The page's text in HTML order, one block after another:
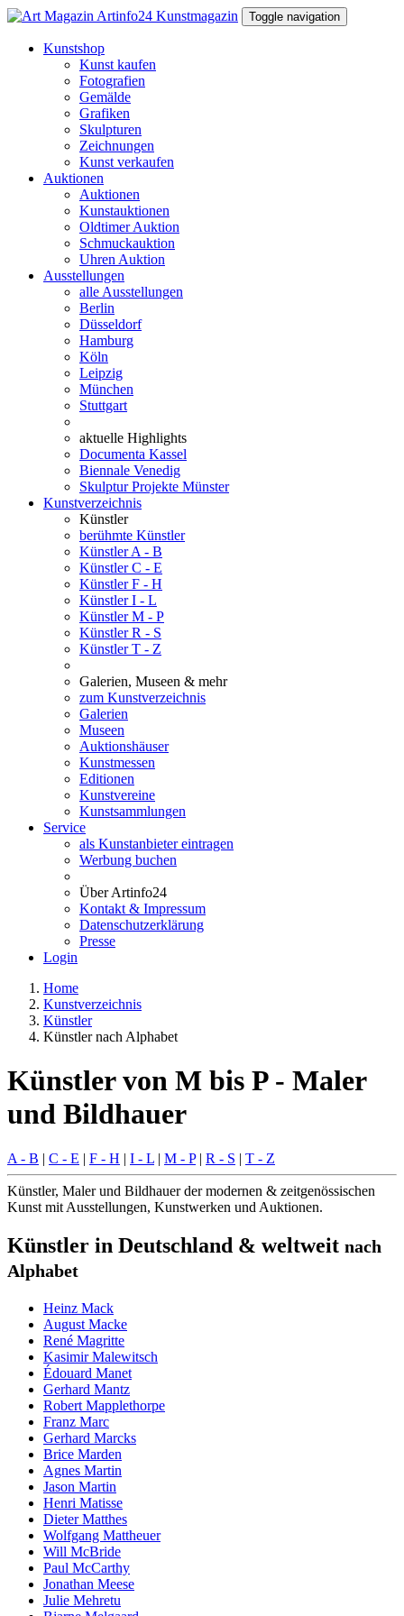
Toggle navigation
Kunstshop
Kunst kaufen
Fotografien
Gemälde
Grafiken
Skulpturen
Zeichnungen
Kunst verkaufen
Auktionen
Auktionen
Kunstauktionen
Oldtimer Auktion
Schmuckauktion
Uhren Auktion
Ausstellungen
alle Ausstellungen
Berlin
Düsseldorf
Hamburg
Köln
Leipzig
München
Stuttgart
aktuelle Highlights
Documenta Kassel
Biennale Venedig
Skulptur Projekte Münster
Kunstverzeichnis
Künstler
berühmte Künstler
Künstler A - B
Künstler C - E
Künstler F - H
Künstler I - L
Künstler M - P
Künstler R - S
Künstler T - Z
Galerien, Museen & mehr
zum Kunstverzeichnis
Galerien
Museen
Auktionshäuser
Kunstmessen
Editionen
Kunstvereine
Kunstsammlungen
Service
als Kunstanbieter eintragen
Werbung buchen
Über Artinfo24
Kontakt & Impressum
Datenschutzerklärung
Presse
Login
Home
Kunstverzeichnis
Künstler
Künstler nach Alphabet
Künstler von M bis P - Maler
und Bildhauer
A - B | C - E | F - H | I - L | M - P| R - S | T - Z
Künstler, Maler und Bildhauer der modernen & zeitgenössischen
Kunst mit Ausstellungen, Kunstwerken und Auktionen.
Künstler in Deutschland & weltweit nach
Alphabet
Heinz Mack
August Macke
René Magritte
Kasimir Malewitsch
Édouard Manet
Gerhard Mantz
Robert Mapplethorpe
Franz Marc
Gerhard Marcks
Brice Marden
Agnes Martin
Jason Martin
Henri Matisse
Dieter Matthes
Wolfgang Mattheuer
Will McBride
Paul McCarthy
Jonathan Meese
Julie Mehretu